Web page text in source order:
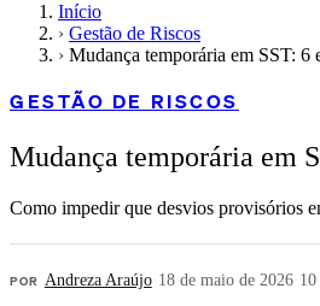
Início
› Gestão de Riscos
› Mudança temporária em SST: 6
GESTÃO DE RISCOS
Mudança temporária em
Como impedir que desvios provisórios
POR Andreza Araújo· 18 de maio de 2026·